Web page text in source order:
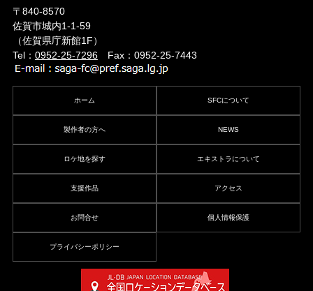
〒840-8570
佐賀市城内1-1-59
（佐賀県庁新館1F）
Tel： 0952-25-7296Fax：0952-25-7443
ホーム SFCについて
製作者の方へ NEWS
ロケ地を探す エキストラについて
支援作品 アクセス
お問合せ 個人情報保護
プライバシーポリシー